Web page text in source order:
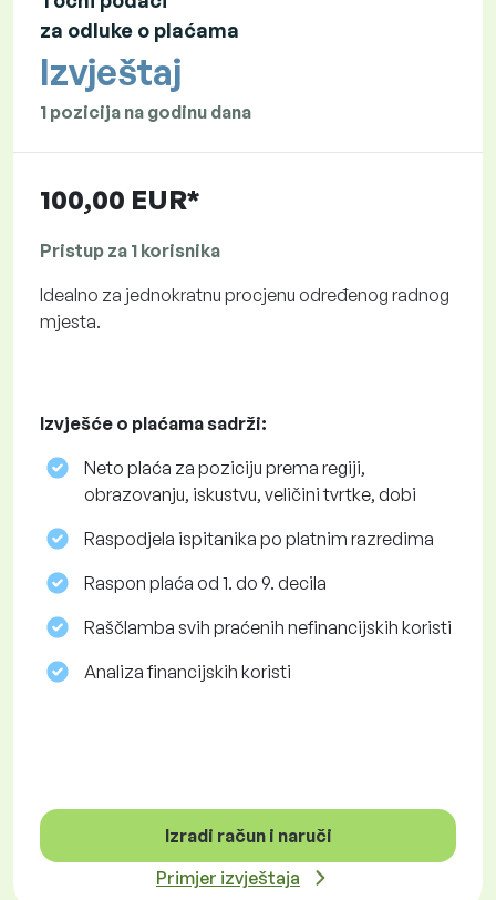
za odluke o plaćama
Izvještaj
1 pozicija na godinu dana
100,00 EUR*
Pristup za 1 korisnika
Idealno za jednokratnu procjenu određenog radnog
mjesta.
Izvješće o plaćama sadrži:
Neto plaća za poziciju prema regiji,
obrazovanju, iskustvu, veličini tvrtke, dobi
Raspodjela ispitanika po platnim razredima
Raspon plaća od 1. do 9. decila
Raščlamba svih praćenih nefinancijskih koristi
Analiza financijskih koristi
Izradi račun i naruči
Primjer izvještaja